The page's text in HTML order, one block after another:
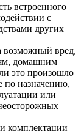
встроенного
с
других
возможный вред,
домашним
это произошло
по назначению,
или
комплектации